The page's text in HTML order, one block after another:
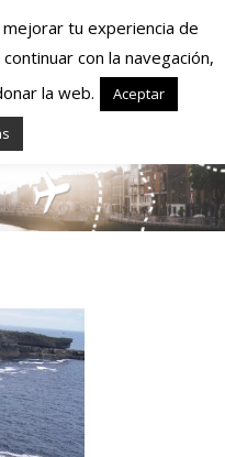
en
en
en
y trabajan en
tu experiencia de
con la navegación,
la web.
Aceptar